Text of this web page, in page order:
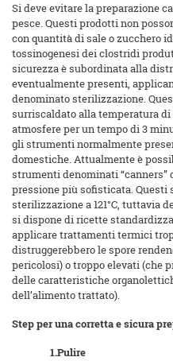
Si deve evitare la preparazione
pesce. Questi prodotti non
con quantità di sale o zucchero
tossinogenesi dei clostridi
sicurezza è subordinata alla
eventualmente presenti,
denominato sterilizzazione.
surriscaldato alla temperatura di
atmosfere per un tempo di 3
gli strumenti normalmente
domestiche. Attualmente è
strumenti denominati “canners”
pressione più sofisticata. Questi
sterilizzazione a 121°C, tuttavia
si dispone di ricette
applicare trattamenti termici
distruggerebbero le spore
pericolosi) o troppo elevati (che
delle caratteristiche
dell’alimento trattato).
Step per una corretta e sicura
1.Pulire